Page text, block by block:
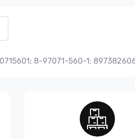
8-97071-560-1;